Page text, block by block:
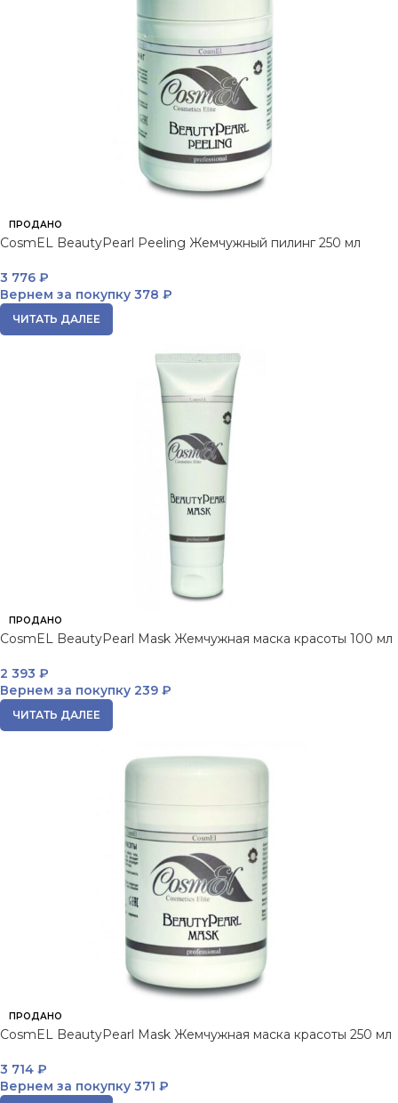
ПРОДАНО
CosmEL BeautyPearl Peeling Жемчужный пилинг 250 мл
3 776 ₽
Вернем за покупку 378 ₽
ЧИТАТЬ ДАЛЕЕ
ПРОДАНО
CosmEL BeautyPearl Mask Жемчужная маска красоты 100 мл
2 393 ₽
Вернем за покупку 239 ₽
ЧИТАТЬ ДАЛЕЕ
ПРОДАНО
CosmEL BeautyPearl Mask Жемчужная маска красоты 250 мл
3 714 ₽
Вернем за покупку 371 ₽